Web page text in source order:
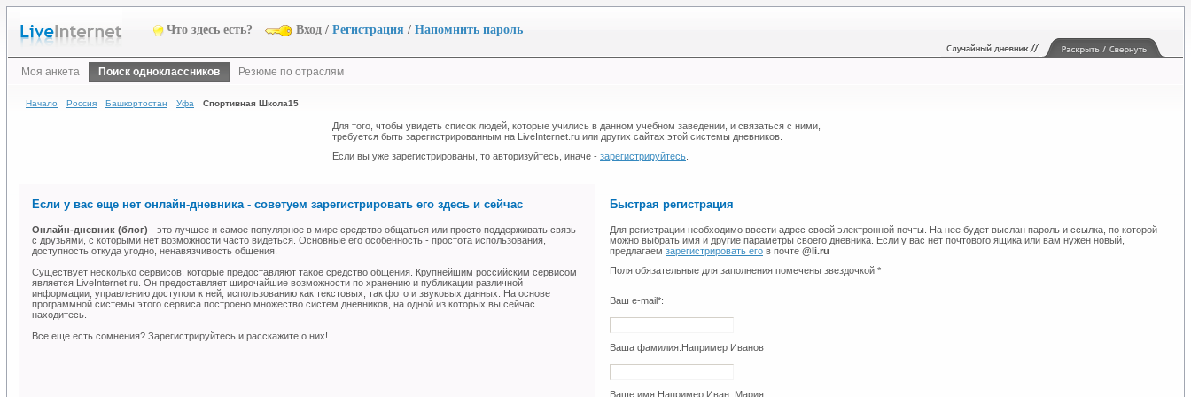
Что здесь есть? Вход / Регистрация / Напомнить пароль
Моя анкета Поиск одноклассников Резюме по отраслям
Начало Россия Башкортостан Уфа Спортивная Школа15
Для того, чтобы увидеть список людей, которые учились в данном учебном заведении, и связаться с ними,
требуется быть зарегистрированным на LiveInternet.ru или других сайтах этой системы дневников.
Если вы уже зарегистрированы, то авторизуйтесь, иначе - зарегистрируйтесь
Если у вас еще нет онлайн-дневника - советуем зарегистрировать его здесь и сейчас
Онлайн-дневник (блог) - это лучшее и самое популярное в мире средство общаться или просто поддерживать связь
с друзьями, с которыми нет возможности часто видеться. Основные его особенность - простота использования,
доступность откуда угодно, ненавязчивость общения.
Существует несколько сервисов, которые предоставляют такое средство общения. Крупнейшим российским сервисом
является LiveInternet.ru. Он предоставляет широчайшие возможности по хранению и публикации различной
информации, управлению доступом к ней, использованию как текстовых, так фото и звуковых данных. На основе
программной системы этого сервиса построено множество систем дневников, на одной из которых вы сейчас
находитесь.
Все еще есть сомнения? Зарегистрируйтесь и расскажите о них!
Быстрая регистрация
Для регистрации необходимо ввести адрес своей электронной почты. На нее будет выслан пароль и ссылка, по которой
можно выбрать имя и другие параметры своего дневника. Если у вас нет почтового ящика или вам нужен новый,
предлагаем зарегистрировать его в почте @li.ru
Поля обязательные для заполнения помечены звездочкой *
Ваш e-mail*:
Ваша фамилия: Например Иванов
Ваше имя: Например Иван, Мария